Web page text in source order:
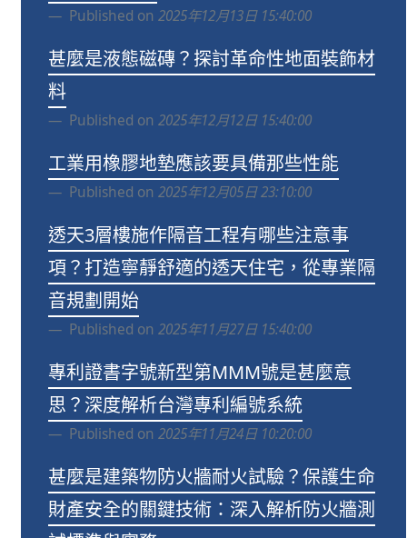
Published on 2025年12月13日 15:40:00
甚麼是液態磁磚？探討革命性地面裝飾材
料
Published on 2025年12月12日 15:40:00
工業用橡膠地墊應該要具備那些性能
Published on 2025年12月05日 23:10:00
透天3層樓施作隔音工程有哪些注意事
項？打造寧靜舒適的透天住宅，從專業隔
音規劃開始
Published on 2025年11月27日 15:40:00
專利證書字號新型第MMM號是甚麼意
思？深度解析台灣專利編號系統
Published on 2025年11月24日 10:20:00
甚麼是建築物防火牆耐火試驗？保護生命
財產安全的關鍵技術：深入解析防火牆測